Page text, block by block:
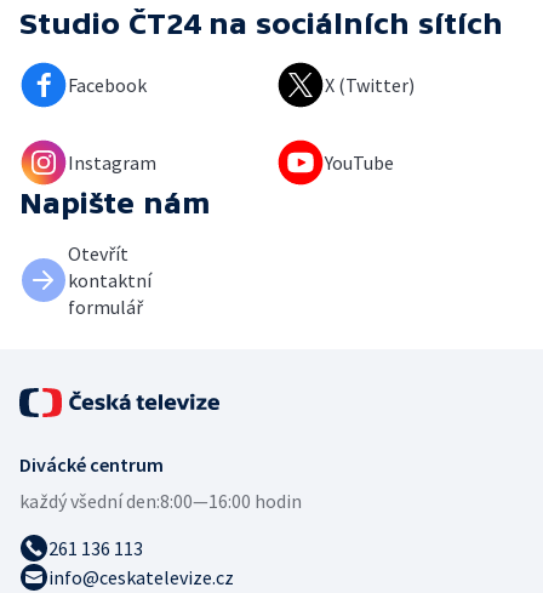
Studio ČT24 na sociálních sítích
Facebook X (Twitter)
Instagram YouTube
Napište nám
Otevřít
kontaktní
formulář
Divácké centrum
každý všední den:8:00—16:00 hodin
261 136 113
info@ceskatelevize.cz